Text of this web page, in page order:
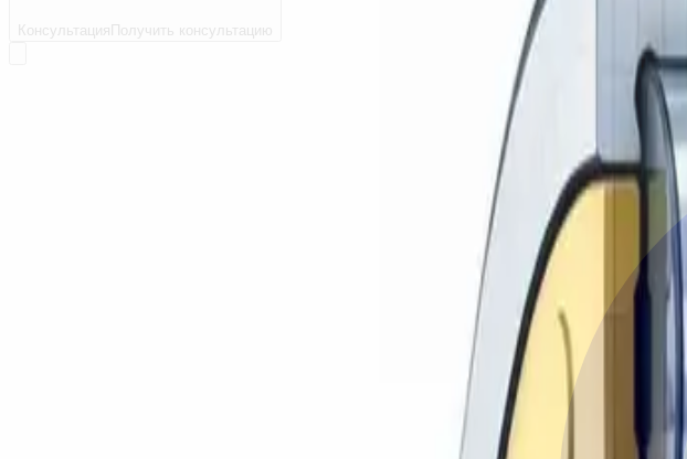
Консультация Получить консультацию